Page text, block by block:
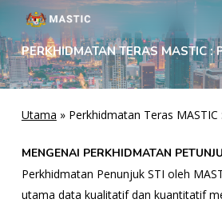
Langkau
kandungan
utama
PERKHIDMATAN TERAS MASTIC :
Utama » Perkhidmatan Teras MASTIC
MENGENAI PERKHIDMATAN
Perkhidmatan Penunjuk STI oleh
utama data kualitatif dan kuantitatif